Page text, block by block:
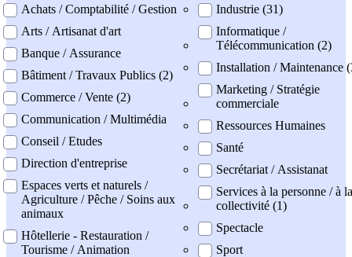
professionel
Achats / Comptabilité / Gestion
Arts / Artisanat d'art
Banque / Assurance
Bâtiment / Travaux Publics (2)
Commerce / Vente (2)
Communication / Multimédia
Conseil / Etudes
Direction d'entreprise
Espaces verts et naturels /
Agriculture / Pêche / Soins aux
animaux
Hôtellerie - Restauration /
Tourisme / Animation
Industrie (31)
Informatique /
Télécommunication (2)
Installation / Maintenance
Marketing / Stratégie
commerciale
Ressources Humaines
Santé
Secrétariat / Assistanat
Services à la personne / à la
collectivité (1)
Spectacle
Sport